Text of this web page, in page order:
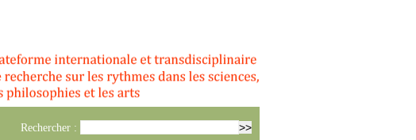
Rechercher :